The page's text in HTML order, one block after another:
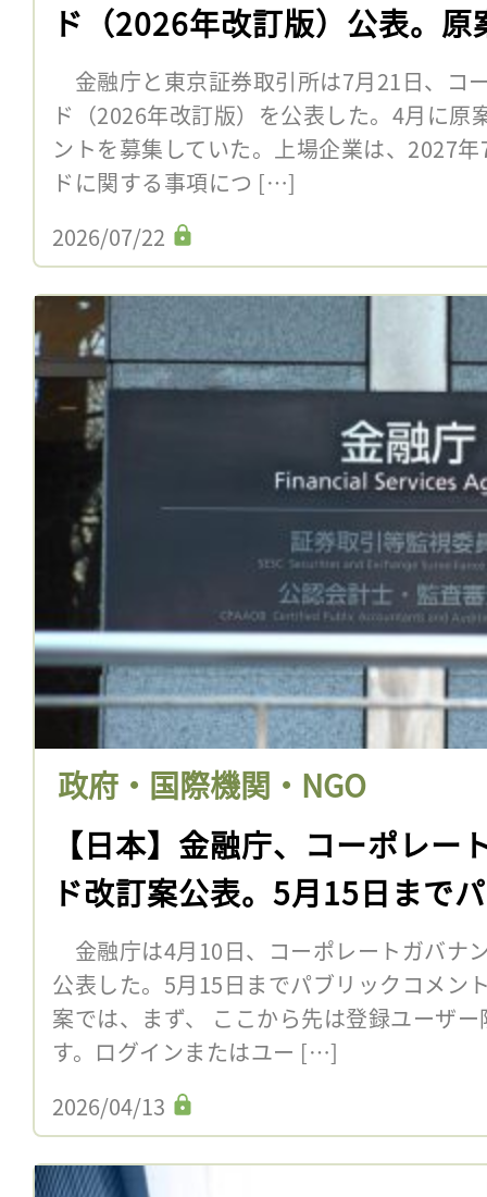
ド（2026年改訂版）公表。原
金融庁と東京証券取引所は7月21日、コ
ド（2026年改訂版）を公表した。4月に原
ントを募集していた。上場企業は、2027
ドに関する事項につ […]
2026/07/22
政府・国際機関・NGO
【日本】金融庁、コーポレー
ド改訂案公表。5月15日まで
金融庁は4月10日、コーポレートガバナ
公表した。5月15日までパブリックコメ
案では、まず、 ここから先は登録ユーザ
す。ログインまたはユー […]
2026/04/13